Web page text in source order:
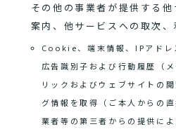
その他の事業者が提供する
案内、他サービスへの取次
Cookie、端末情報、IPアドレ
広告識別子および行動履歴（
リックおよびウェブサイトの
グ情報を取得（ご本人からの
業者等の第三者からの提供に